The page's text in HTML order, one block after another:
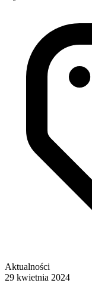
Aktualności
29 kwietnia 2024